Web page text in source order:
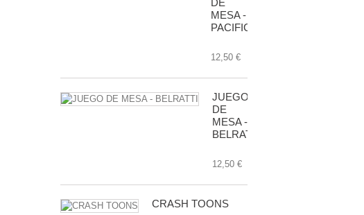
DE
MESA -
PACIFICA
12,50 €
JUEGO
DE
MESA -
BELRATTI
12,50 €
CRASH TOONS